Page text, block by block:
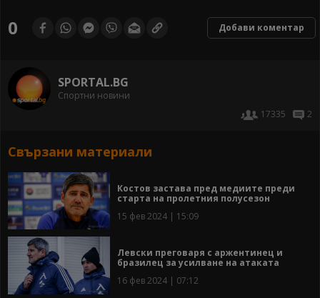
0 Добави коментар
SPORTAL.BG
Спортни новини
17335
2
Свързани материали
Костов застава пред медиите преди
старта на пролетния полусезон
15 фев 2024 | 15:09
Левски преговаря с аржентинец и
бразилец за усилване на атаката
16 фев 2024 | 07:12